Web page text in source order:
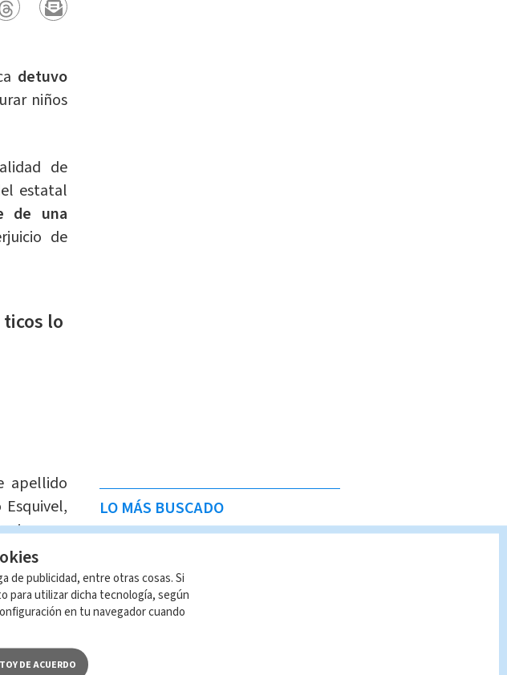
detuvo
niños
de
estatal
de una
de
ticos lo
apellido
se
LO MÁS BUSCADO
de alias “Diablo” son
detenidos en Jacó
Indira Zúñiga
de publicidad, entre otras cosas. Si
para utilizar dicha tecnología, según
en tu navegador cuando
DE ACUERDO